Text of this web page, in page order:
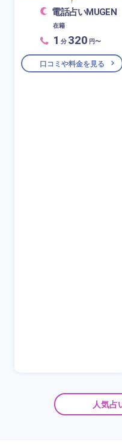
電話占いMUGEN
在籍
1 分 320 円〜
口コミや料金を見る
人気占